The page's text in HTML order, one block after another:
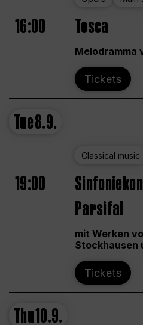
16:00 Tosca
Melodramma
Tickets
Tue8.9.
Classical music
19:00
Parsifal
mit Werken
Stockhausen
Tickets
Thu10.9.